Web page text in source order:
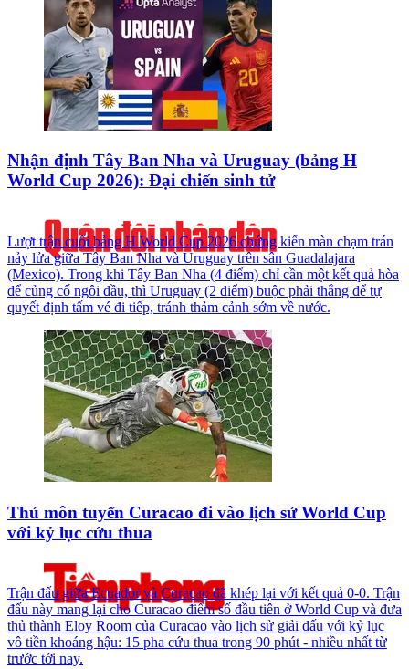
Nhận định Tây Ban Nha và Uruguay (bảng H
World Cup 2026): Đại chiến sinh tử
Lượt trận cuối bảng H World Cup 2026 chứng kiến màn chạm trán
nảy lửa giữa Tây Ban Nha và Uruguay trên sân Guadalajara
(Mexico). Trong khi Tây Ban Nha (4 điểm) chỉ cần một kết quả hòa
để củng cố ngôi đầu, thì Uruguay (2 điểm) buộc phải thắng để tự
quyết định tấm vé đi tiếp, tránh thảm cảnh sớm về nước.
Thủ môn tuyển Curacao đi vào lịch sử World Cup
với kỷ lục cứu thua
Trận đấu giữa Ecuador và Curacao đã khép lại với kết quả 0-0. Trận
đấu này mang lại cho Curacao điểm số đầu tiên ở World Cup và đưa
thủ thành Eloy Room của Curacao vào lịch sử giải đấu với kỷ lục
vô tiền khoáng hậu: 15 pha cứu thua trong 90 phút - nhiều nhất từ
trước tới nay.